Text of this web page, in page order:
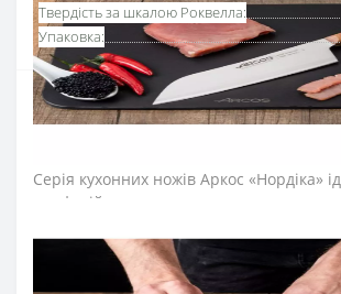
Твердість за шкалою Роквелла:
Упаковка:
Ніж японський Кіріцуке 100 мм серії
Серія кухонних ножів Аркос «Нордіка»
професійного та домашнього
Концепція "eco-friendly" - турбота і
ставлення до навколишнього